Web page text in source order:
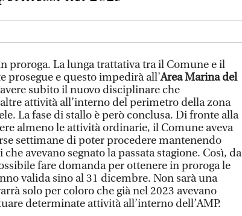
proroga. La lunga trattativa tra il Comune e il
prosegue e questo impedirà all’Area Marina del
subito il nuovo disciplinare che
attività all’interno del perimetro della zona
La fase di stallo è però conclusa. Di fronte alla
almeno le attività ordinarie, il Comune aveva
settimane di poter procedere mantenendo
avevano segnato la passata stagione. Così, da
fare domanda per ottenere in proroga le
valida sino al 31 dicembre. Non sarà una
solo per coloro che già nel 2023 avevano
determinate attività all’interno dell’AMP.